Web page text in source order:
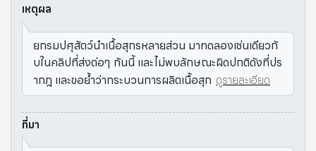
เหตุผล
ยกรมปศุสัตว์นำเนื้อสุกรหลายส่วน มาทดลองเช่นเดียวกั
บในคลิปที่ส่งต่อๆ กันนี้ และไม่พบลักษณะผิดปกติดังที่ปร
ากฎ และขอย้ำว่ากระบวนการผลิตเนื้อสุก ดูรายละเอียด
ที่มา